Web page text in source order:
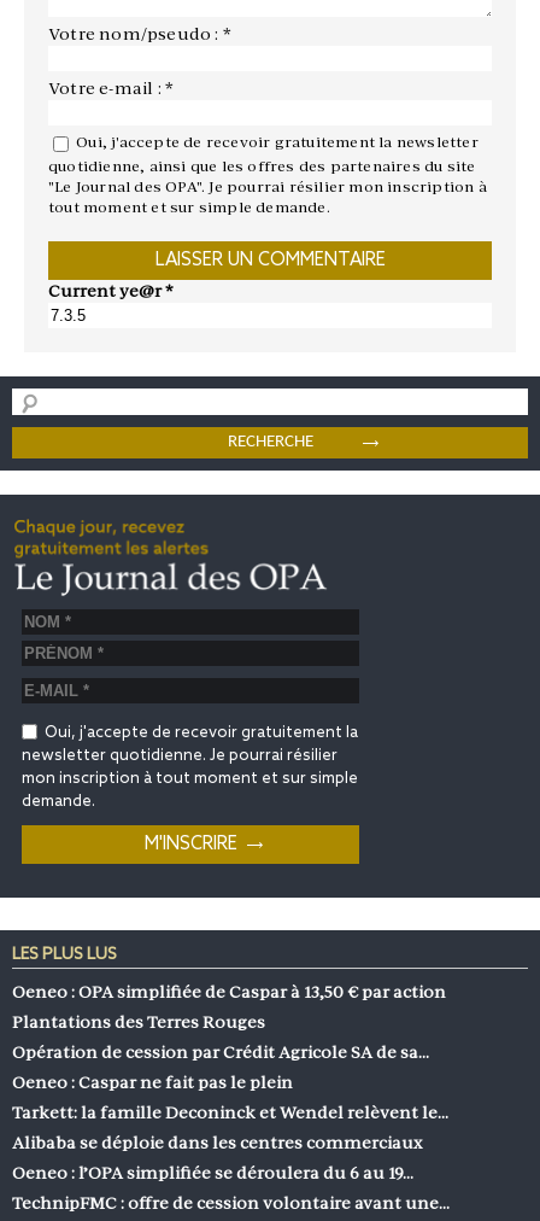
Votre nom/pseudo : *
Votre e-mail : *
Oui, j'accepte de recevoir gratuitement la newsletter
quotidienne, ainsi que les offres des partenaires du site
"Le Journal des OPA". Je pourrai résilier mon inscription à
tout moment et sur simple demande.
Current ye@r*
Oui, j'accepte de recevoir gratuitement la
newsletter quotidienne. Je pourrai résilier
mon inscription à tout moment et sur simple
demande.
LES PLUS LUS
Oeneo : OPA simplifiée de Caspar à 13,50 € par action
Plantations des Terres Rouges
Opération de cession par Crédit Agricole SA de sa…
Oeneo : Caspar ne fait pas le plein
Tarkett: la famille Deconinck et Wendel relèvent le…
Alibaba se déploie dans les centres commerciaux
Oeneo : l’OPA simplifiée se déroulera du 6 au 19…
TechnipFMC : offre de cession volontaire avant une…